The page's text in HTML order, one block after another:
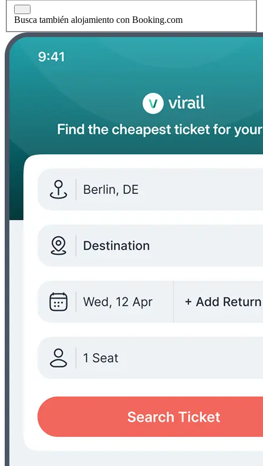
Busca también alojamiento con Booking.com